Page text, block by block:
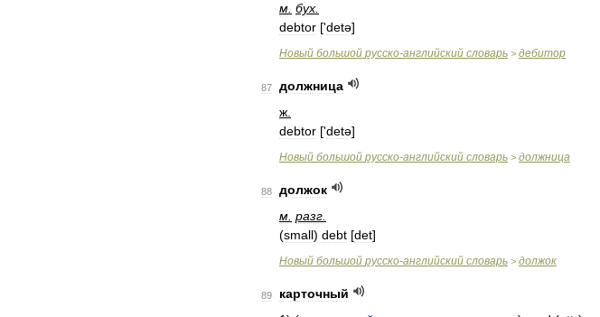
м бух
debtor ['detə]
Новый большой русско-английский словарь > дебитор
87
должница
ж
debtor ['detə]
Новый большой русско-английский словарь > должница
88
должок
м разг
(small) debt [det]
Новый большой русско-английский словарь > должок
89
карточный